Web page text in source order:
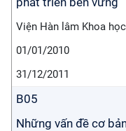
Viện Hàn lâm Khoa
01/01/2010
31/12/2011
B05
Những vấn đề cơ